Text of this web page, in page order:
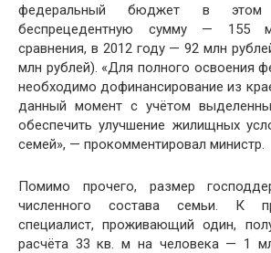
федеральный бюджет в этом
беспрецедентную сумму — 155
сравнения, в 2012 году — 92 млн
млн рублей). «Для полного освоения
необходимо дофинансирование из
данный момент с учётом
обеспечить улучшение жилищных
семей», — прокомментировал министр.
Помимо прочего, размер
численного состава семьи. К
специалист, проживающий один,
расчёта 33 кв. м на человека — 1